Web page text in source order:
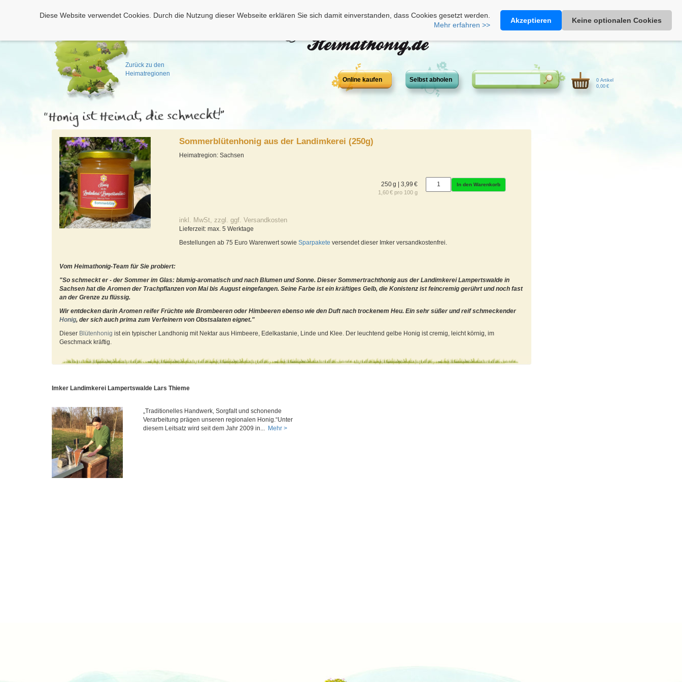
Zurück zu den
Heimatregionen
Heimathonig auf Facebook|Kunden-Login|Warenkorb
Diese Website verwendet Cookies. Durch die Nutzung dieser Webseite erklären Sie sich damit einverstanden, dass Cookies gesetzt werden.
Mehr erfahren >>
Akzeptieren Keine optionalen Cookies
Online kaufen Selbst abholen
0 Artikel
0,00 €
Sommerblütenhonig aus der Landimkerei (250g)
Heimatregion: Sachsen
250 g | 3,99 €
1,60 € pro 100 g
In den Warenkorb
inkl. MwSt, zzgl. ggf. Versandkosten
Lieferzeit: max. 5 Werktage
Bestellungen ab 75 Euro Warenwert sowieSparpakete versendet dieser Imker versandkostenfrei.
Vom Heimathonig-Team für Sie probiert:
"So schmeckt er - der Sommer im Glas: blumig-aromatisch und nach Blumen und Sonne. Dieser Sommertrachthonig aus der Landimkerei Lampertswalde in
Sachsen hat die Aromen der Trachpflanzen von Mai bis August eingefangen. Seine Farbe ist ein kräftiges Gelb, die Konistenz ist feincremig gerührt und noch fast
an der Grenze zu flüssig.
Wir entdecken darin Aromen reifer Früchte wie Brombeeren oder Himbeeren ebenso wie den Duft nach trockenem Heu. Ein sehr süßer und reif schmeckender
Honig, der sich auch prima zum Verfeinern von Obstsalaten eignet."
Dieser Blütenhonig ist ein typischer Landhonig mit Nektar aus Himbeere, Edelkastanie, Linde und Klee. Der leuchtend gelbe Honig ist cremig, leicht körnig, im
Geschmack kräftig.
Imker Landimkerei Lampertswalde Lars Thieme
„Traditionelles Handwerk, Sorgfalt und schonende
Verarbeitung prägen unseren regionalen Honig.“Unter
diesem Leitsatz wird seit dem Jahr 2009 in... Mehr >